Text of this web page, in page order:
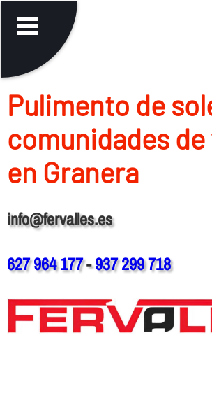
Pulimento de
comunidades
en Granera
info@fervalles.es
627 964 177-937 299 718